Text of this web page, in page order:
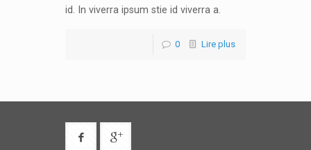
id. In viverra ipsum stie id viverra a.
0 Lire plus